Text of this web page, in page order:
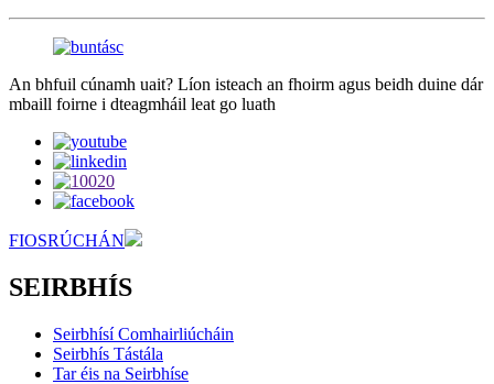
An bhfuil cúnamh uait? Líon isteach an fhoirm agus beidh duine dár
mbaill foirne i dteagmháil leat go luath
FIOSRÚCHÁN
SEIRBHÍS
Seirbhísí Comhairliúcháin
Seirbhís Tástála
Tar éis na Seirbhíse